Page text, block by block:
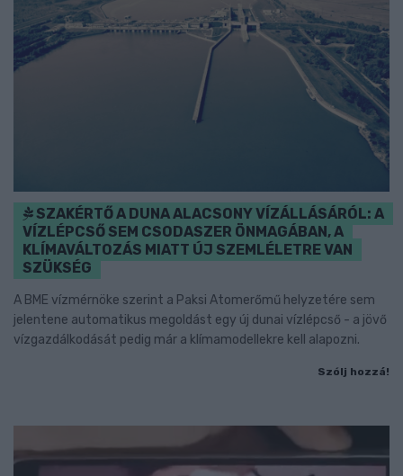
SZAKÉRTŐ A DUNA ALACSONY VÍZÁLLÁSÁRÓL: A
VÍZLÉPCSŐ SEM CSODASZER ÖNMAGÁBAN, A
KLÍMAVÁLTOZÁS MIATT ÚJ SZEMLÉLETRE VAN
SZÜKSÉG
A BME vízmérnöke szerint a Paksi Atomerőmű helyzetére sem
jelentene automatikus megoldást egy új dunai vízlépcső - a jövő
vízgazdálkodását pedig már a klímamodellekre kell alapozni.
Szólj hozzá!